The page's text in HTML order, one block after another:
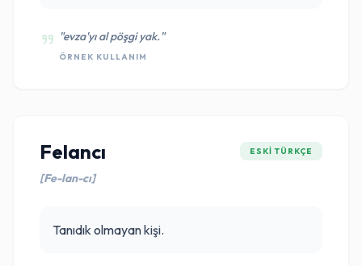
"evza'yı al pöşgi yak."
ÖRNEK KULLANIM
Felancı
[Fe-lan-cı]
ESKI TÜRKÇE
Tanıdık olmayan kişi.